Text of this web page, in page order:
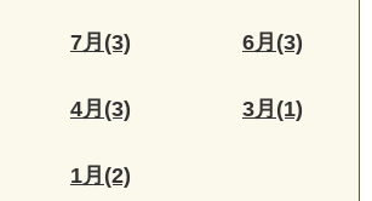
7月(3) 6月(3)
4月(3) 3月(1)
1月(2)